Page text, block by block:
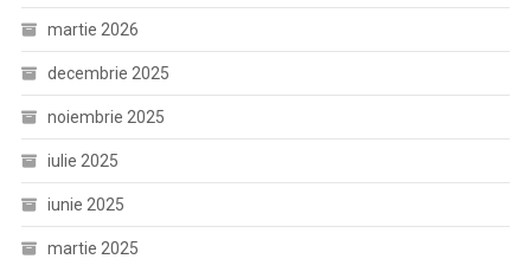
martie 2026
decembrie 2025
noiembrie 2025
iulie 2025
iunie 2025
martie 2025